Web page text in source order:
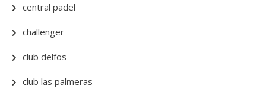
central padel
challenger
club delfos
club las palmeras